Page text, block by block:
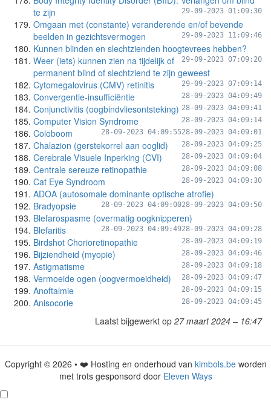
te zijn
29-09-2023 01:09:30
Omgaan met (constante) veranderende en/of bevende
beelden in gezichtsvermogen
29-09-2023 11:09:46
Kunnen blinden en slechtzienden hoogtevrees hebben?
29-09-2023 07:09:20
Weer (iets) kunnen zien na tijdelijk of
permanent blind of slechtziend te zijn geweest
29-09-2023 07:09:14
Cytomegalovirus (CMV) retinitis
28-09-2023 04:09:49
Convergentie-insufficiëntie
28-09-2023 04:09:41
Conjunctivitis (oogbindvliesontsteking)
28-09-2023 04:09:14
Computer Vision Syndrome
28-09-2023 04:09:01
Coloboom 28-09-2023 04:09:55
Chalazion (gerstekorrel aan ooglid) 28-09-2023 04:09:25
Cerebrale Visuele Inperking (CVI) 28-09-2023 04:09:04
Centrale sereuze retinopathie 28-09-2023 04:09:08
Cat Eye Syndroom 28-09-2023 04:09:30
ADOA (autosomale dominante optische atrofie)
28-09-2023 04:09:50
Bradyopsie 28-09-2023 04:09:00
Blefarospasme (overmatig oogknipperen)
28-09-2023 04:09:28
Blefaritis 28-09-2023 04:09:49
Birdshot Chorioretinopathie 28-09-2023 04:09:19
Bijziendheid (myopie) 28-09-2023 04:09:46
Astigmatisme 28-09-2023 04:09:18
Vermoeide ogen (oogvermoeidheid) 28-09-2023 04:09:47
Anoftalmie 28-09-2023 04:09:15
Anisocorie 28-09-2023 04:09:45
Laatst bijgewerkt op 27 maart 2024 – 16:47
Copyright © 2026 • ❤️ Hosting en onderhoud van kimbols.beworden
met trots gesponsord door Eleven Ways